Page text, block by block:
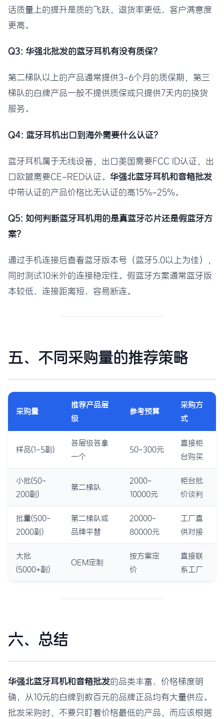
话质量上的提升是质的飞跃，退货率更低、客户满意度
更高。
Q3: 华强北批发的蓝牙耳机有没有质保？
第二梯队以上的产品通常提供3-6个月的质保期，第三
梯队的白牌产品一般不提供质保或只提供7天内的换货
服务。
Q4: 蓝牙耳机出口到海外需要什么认证？
蓝牙耳机属于无线设备，出口美国需要FCC ID认证，出
口欧盟需要CE-RED认证。 华强北蓝牙耳机和音箱批发
中带认证的产品价格比无认证的高15%-25%。
Q5: 如何判断蓝牙耳机用的是真蓝牙芯片还是假蓝牙方
案？
通过手机连接后查看蓝牙版本号（蓝牙5.0以上为佳），
同时测试10米外的连接稳定性。假蓝牙方案通常蓝牙版
本较低、连接距离短、容易断连。
五、不同采购量的推荐策略
采购量
推荐产品层
级
参考预算
采购方
式
样品(1-5副)
各层级各拿
一个
50-300元
直接柜
台购买
小批(50-
200副)
第二梯队
2000-
10000元
柜台批
价谈判
批量(500-
2000副)
第二梯队或
品牌平替
20000-
80000元
工厂直
供对接
大批
(5000+副)
OEM定制
按方案定
价
直接联
系工厂
六、总结
华强北蓝牙耳机和音箱批发的品类丰富、价格梯度明
确，从10元的白牌到数百元的品牌正品均有大量供应。
批发采购时，不要只盯着价格最低的产品，而应该根据